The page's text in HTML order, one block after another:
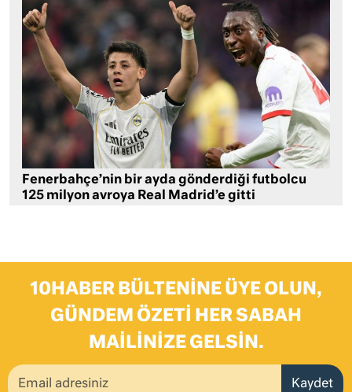
Fenerbahçe’nin bir ayda gönderdiği futbolcu
125 milyon avroya Real Madrid’e gitti
10HABER BÜLTENINE ÜYE OLUN,
GÜNDEM ÖZETI HER SABAH
MAILINIZE GELSIN.
Kaydet